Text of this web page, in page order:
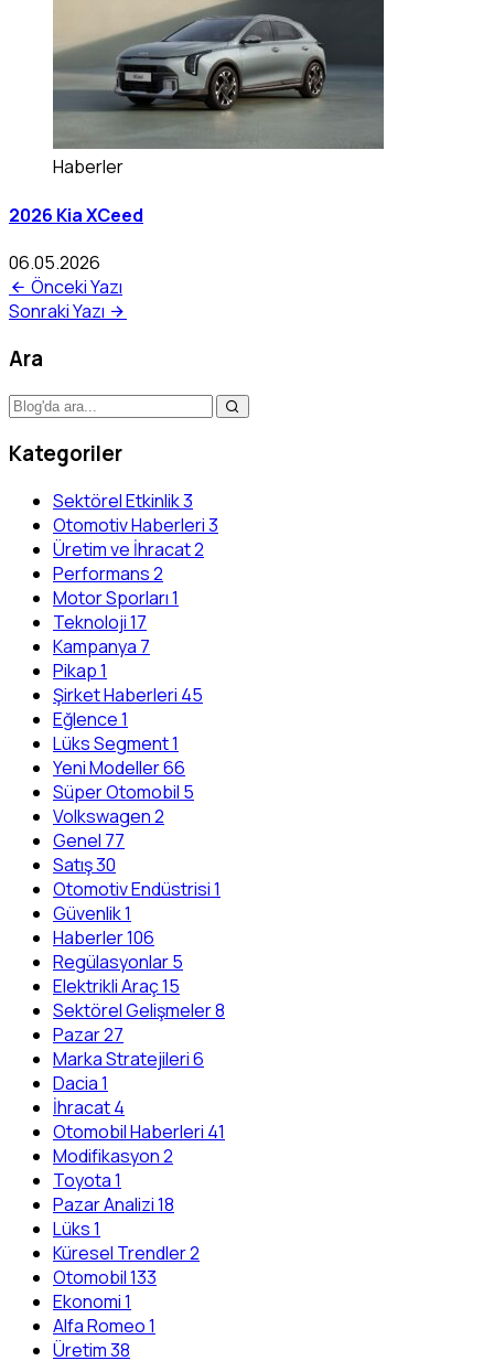
Haberler
2026 Kia XCeed
06.05.2026
Önceki Yazı
Sonraki Yazı
Ara
Kategoriler
Sektörel Etkinlik3
Otomotiv Haberleri3
Üretim ve İhracat2
Performans2
Motor Sporları1
Teknoloji17
Kampanya 7
Pikap1
Şirket Haberleri 45
Eğlence1
Lüks Segment1
Yeni Modeller66
Süper Otomobil 5
Volkswagen2
Genel 77
Satış30
Otomotiv Endüstrisi1
Güvenlik1
Haberler106
Regülasyonlar5
Elektrikli Araç15
Sektörel Gelişmeler8
Pazar27
Marka Stratejileri6
Dacia1
İhracat4
Otomobil Haberleri 41
Modifikasyon2
Toyota1
Pazar Analizi18
Lüks1
Küresel Trendler2
Otomobil133
Ekonomi1
Alfa Romeo1
Üretim38